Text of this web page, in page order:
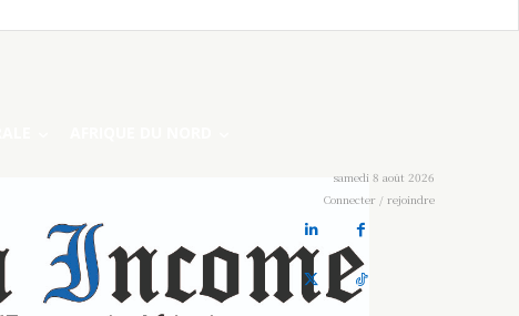
samedi 8 août 2026
Connecter / rejoindre